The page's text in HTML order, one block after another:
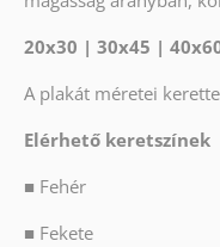
20x30 | 30x45 |
A plakát méretei
Elérhető keretszínek
■ Fehér
■ Fekete